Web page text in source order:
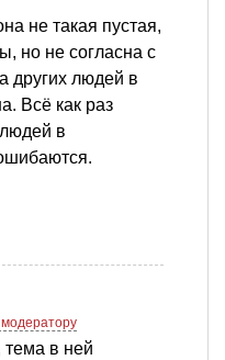
не такая пустая,
но не согласна с
других людей в
Всё как раз
в
тема в ней